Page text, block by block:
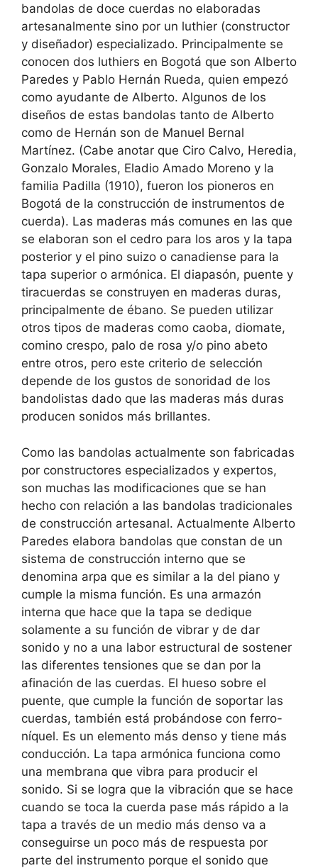
bandolas de doce cuerdas no elaboradas
artesanalmente sino por un luthier (constructor
y diseñador) especializado. Principalmente se
conocen dos luthiers en Bogotá que son Alberto
Paredes y Pablo Hernán Rueda, quien empezó
como ayudante de Alberto. Algunos de los
diseños de estas bandolas tanto de Alberto
como de Hernán son de Manuel Bernal
Martínez. (Cabe anotar que Ciro Calvo, Heredia,
Gonzalo Morales, Eladio Amado Moreno y la
familia Padilla (1910), fueron los pioneros en
Bogotá de la construcción de instrumentos de
cuerda). Las maderas más comunes en las que
se elaboran son el cedro para los aros y la tapa
posterior y el pino suizo o canadiense para la
tapa superior o armónica. El diapasón, puente y
tiracuerdas se construyen en maderas duras,
principalmente de ébano. Se pueden utilizar
otros tipos de maderas como caoba, diomate,
comino crespo, palo de rosa y/o pino abeto
entre otros, pero este criterio de selección
depende de los gustos de sonoridad de los
bandolistas dado que las maderas más duras
producen sonidos más brillantes.
Como las bandolas actualmente son fabricadas
por constructores especializados y expertos,
son muchas las modificaciones que se han
hecho con relación a las bandolas tradicionales
de construcción artesanal. Actualmente Alberto
Paredes elabora bandolas que constan de un
sistema de construcción interno que se
denomina arpa que es similar a la del piano y
cumple la misma función. Es una armazón
interna que hace que la tapa se dedique
solamente a su función de vibrar y de dar
sonido y no a una labor estructural de sostener
las diferentes tensiones que se dan por la
afinación de las cuerdas. El hueso sobre el
puente, que cumple la función de soportar las
cuerdas, también está probándose con ferro-
níquel. Es un elemento más denso y tiene más
conducción. La tapa armónica funciona como
una membrana que vibra para producir el
sonido. Si se logra que la vibración que se hace
cuando se toca la cuerda pase más rápido a la
tapa a través de un medio más denso va a
conseguirse un poco más de respuesta por
parte del instrumento porque el sonido que